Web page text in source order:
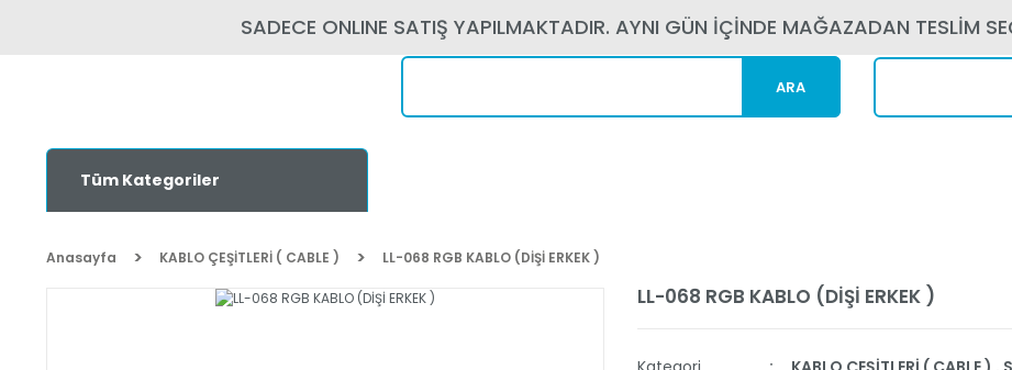
SADECE ONLINE SATIŞ YAPILMAKTADIR. AYNI GÜN İÇİNDE MAĞAZADAN TESLİM
ARA
Tüm Kategoriler
Anasayfa KABLO ÇEŞİTLERİ ( CABLE ) LL-068 RGB KABLO (DİŞİ ERKEK )
LL-068 RGB KABLO (DİŞİ ERKEK )